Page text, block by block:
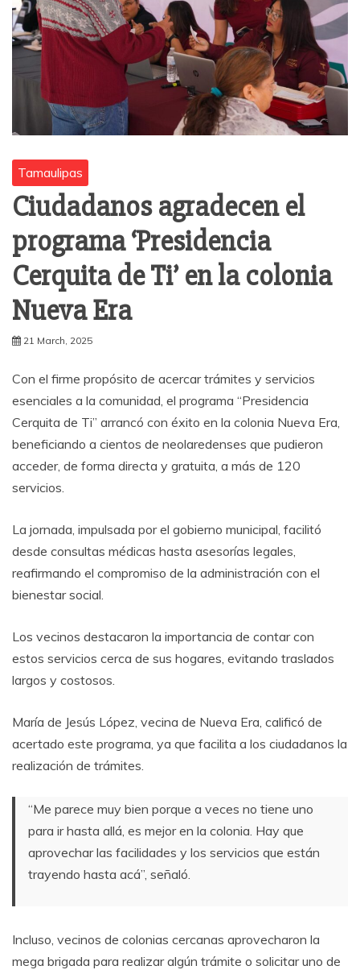
Tamaulipas
Ciudadanos agradecen el
programa ‘Presidencia
Cerquita de Ti’ en la colonia
Nueva Era
21 March, 2025
Con el firme propósito de acercar trámites y servicios
esenciales a la comunidad, el programa “Presidencia
Cerquita de Ti” arrancó con éxito en la colonia Nueva Era,
beneficiando a cientos de neolaredenses que pudieron
acceder, de forma directa y gratuita, a más de 120
servicios.
La jornada, impulsada por el gobierno municipal, facilitó
desde consultas médicas hasta asesorías legales,
reafirmando el compromiso de la administración con el
bienestar social.
Los vecinos destacaron la importancia de contar con
estos servicios cerca de sus hogares, evitando traslados
largos y costosos.
María de Jesús López, vecina de Nueva Era, calificó de
acertado este programa, ya que facilita a los ciudadanos la
realización de trámites.
“Me parece muy bien porque a veces no tiene uno
para ir hasta allá, es mejor en la colonia. Hay que
aprovechar las facilidades y los servicios que están
trayendo hasta acá”, señaló.
Incluso, vecinos de colonias cercanas aprovecharon la
mega brigada para realizar algún trámite o solicitar uno de